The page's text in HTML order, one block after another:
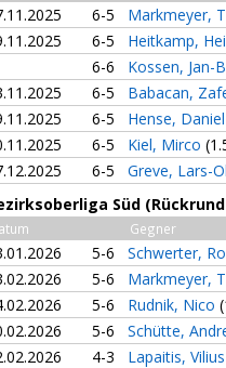
6-5
Markmeyer,
6-5
Heitkamp,
6-6
Kossen, Jan-
6-5
Babacan,
6-5
Hense,
6-5 Kiel, Mirco
6-5
Greve, Lars-
Süd
Gegner
5-6
Schwerter,
5-6
Markmeyer,
5-6 Rudnik, Nico
5-6
Schütte,
4-3
Lapaitis,